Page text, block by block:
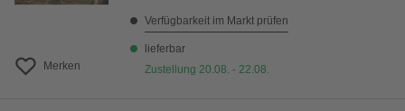
Merken
Verfügbarkeit im Markt prüfen
lieferbar
Zustellung 20.08. - 22.08.